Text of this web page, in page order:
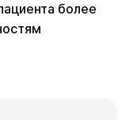
более